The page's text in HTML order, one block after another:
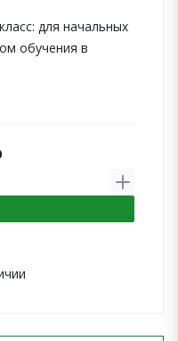
для начальных
обучения в